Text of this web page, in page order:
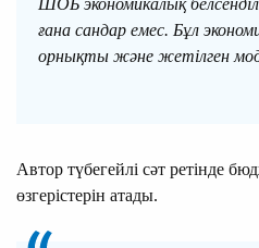
ғана сандар емес. Бұл
орнықты және жетілген
Автор түбегейлі сәт ретінде
өзгерістерін атады.